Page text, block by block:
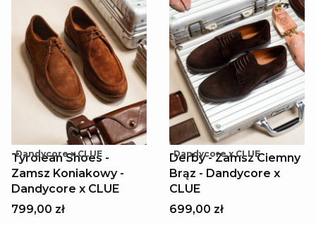
Dandycore x CLUE
Tyrolean Shoes -
Zamsz Koniakowy -
Dandycore x CLUE
799,00 zł
Dandycore x CLUE
Derby - Zamsz Ciemny
Brąz - Dandycore x
CLUE
699,00 zł